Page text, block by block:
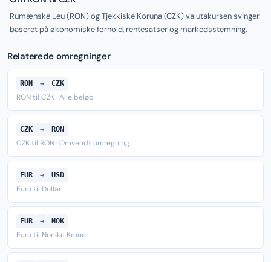
Rumænske Leu (RON) og Tjekkiske Koruna (CZK) valutakursen svinger
baseret på økonomiske forhold, rentesatser og markedsstemning.
Relaterede omregninger
RON → CZK
RON til CZK · Alle beløb
CZK → RON
CZK til RON · Omvendt omregning
EUR → USD
Euro til Dollar
EUR → NOK
Euro til Norske Kroner